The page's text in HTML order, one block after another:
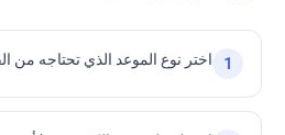
1 اختر نوع الموعد الذي تحتاجه من